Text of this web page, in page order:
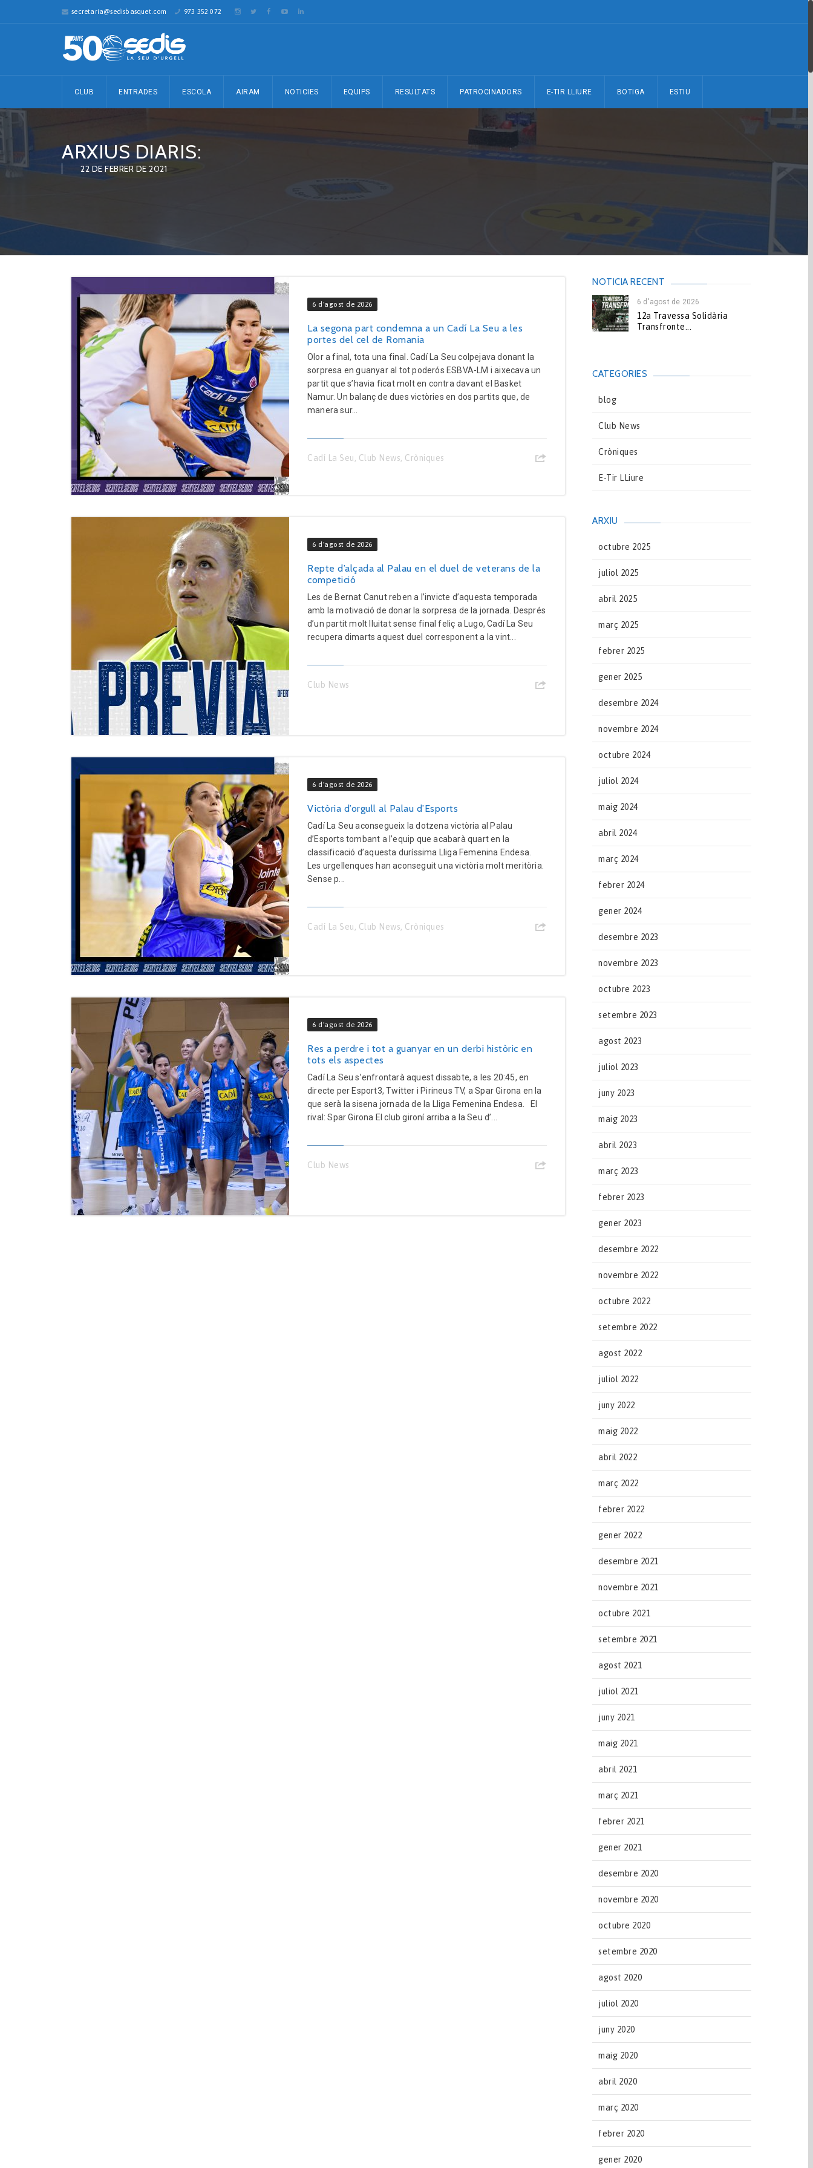
secretaria@sedisbasquet.com 973 352 072
CLUB ENTRADES ESCOLA AIRAM NOTICIES EQUIPS RESULTATS PATROCINADORS E-TIR LLIURE BOTIGA ESTIU
ARXIUS DIARIS:
22 DE FEBRER DE 2021
6 d'agost de 2026
La segona part condemna a un Cadí La Seu a les
portes del cel de Romania
Olor a final, tota una final. Cadí La Seu colpejava donant la
sorpresa en guanyar al tot poderós ESBVA-LM i aixecava un
partit que s’havia ficat molt en contra davant el Basket
Namur. Un balanç de dues victòries en dos partits que, de
manera sur...
Cadí La Seu Club News Cròniques
6 d'agost de 2026
Repte d’alçada al Palau en el duel de veterans de la
competició
Les de Bernat Canut reben a l’invicte d’aquesta temporada
amb la motivació de donar la sorpresa de la jornada. Després
d’un partit molt lluitat sense final feliç a Lugo, Cadí La Seu
recupera dimarts aquest duel corresponent a la vint...
Club News
6 d'agost de 2026
Victòria d’orgull al Palau d’Esports
Cadí La Seu aconsegueix la dotzena victòria al Palau
d’Esports tombant a l’equip que acabarà quart en la
classificació d’aquesta duríssima Lliga Femenina Endesa.
Les urgellenques han aconseguit una victòria molt meritòria.
Sense p...
Cadí La Seu Club News Cròniques
6 d'agost de 2026
Res a perdre i tot a guanyar en un derbi històric en
tots els aspectes
Cadí La Seu s’enfrontarà aquest dissabte, a les 20:45, en
directe per Esport3, Twitter i Pirineus TV, a Spar Girona en la
que serà la sisena jornada de la Lliga Femenina Endesa. El
rival: Spar Girona El club gironí arriba a la Seu d’...
Club News
NOTICIA RECENT
6 d'agost de 2026
12a Travessa Solidària
Transfronte...
CATEGORIES
blog
Club News
Cròniques
E-Tir LLiure
ARXIU
octubre 2025
juliol 2025
abril 2025
març 2025
febrer 2025
gener 2025
desembre 2024
novembre 2024
octubre 2024
juliol 2024
maig 2024
abril 2024
març 2024
febrer 2024
gener 2024
desembre 2023
novembre 2023
octubre 2023
setembre 2023
agost 2023
juliol 2023
juny 2023
maig 2023
abril 2023
març 2023
febrer 2023
gener 2023
desembre 2022
novembre 2022
octubre 2022
setembre 2022
agost 2022
juliol 2022
juny 2022
maig 2022
abril 2022
març 2022
febrer 2022
gener 2022
desembre 2021
novembre 2021
octubre 2021
setembre 2021
agost 2021
juliol 2021
juny 2021
maig 2021
abril 2021
març 2021
febrer 2021
gener 2021
desembre 2020
novembre 2020
octubre 2020
setembre 2020
agost 2020
juliol 2020
juny 2020
maig 2020
abril 2020
març 2020
febrer 2020
gener 2020